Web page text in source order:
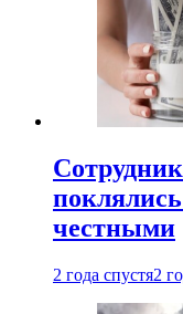
честными
2 года спустя2